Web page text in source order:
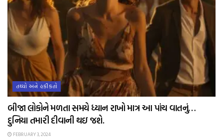
તથ્યો અને હકીકતો
બીજા લોકોને મળતા સમયે ધ્યાન રાખો માત્ર આ પાંચ વાતનું…
દુનિયા તમારી દીવાની થઇ જશે.
FEBRUARY 3, 2024